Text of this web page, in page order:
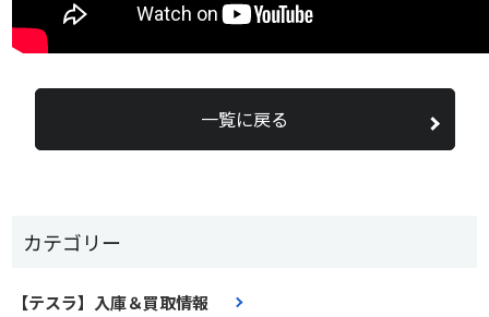
カテゴリー
【テスラ】入庫＆買取情報
一覧に戻る